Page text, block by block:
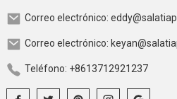
Correo electrónico:
Correo electrónico:
Teléfono: +8613712921237